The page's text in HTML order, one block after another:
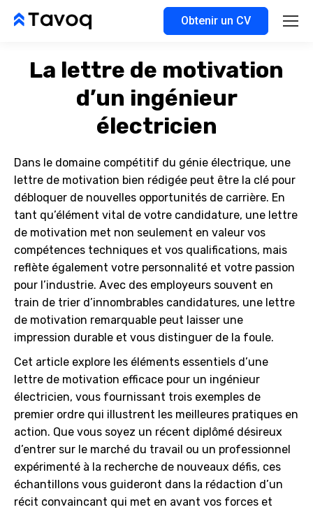
Obtenir un CV
La lettre de motivation
d’un ingénieur
électricien
Dans le domaine compétitif du génie électrique, une
lettre de motivation bien rédigée peut être la clé pour
débloquer de nouvelles opportunités de carrière. En
tant qu’élément vital de votre candidature, une lettre
de motivation met non seulement en valeur vos
compétences techniques et vos qualifications, mais
reflète également votre personnalité et votre passion
pour l’industrie. Avec des employeurs souvent en
train de trier d’innombrables candidatures, une lettre
de motivation remarquable peut laisser une
impression durable et vous distinguer de la foule.
Cet article explore les éléments essentiels d’une
lettre de motivation efficace pour un ingénieur
électricien, vous fournissant trois exemples de
premier ordre qui illustrent les meilleures pratiques en
action. Que vous soyez un récent diplômé désireux
d’entrer sur le marché du travail ou un professionnel
expérimenté à la recherche de nouveaux défis, ces
échantillons vous guideront dans la rédaction d’un
récit convaincant qui met en avant vos forces et